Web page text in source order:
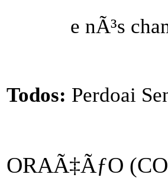
e nÃ³s
Todos: Perdoai
ORAÃ‡ÃƒO